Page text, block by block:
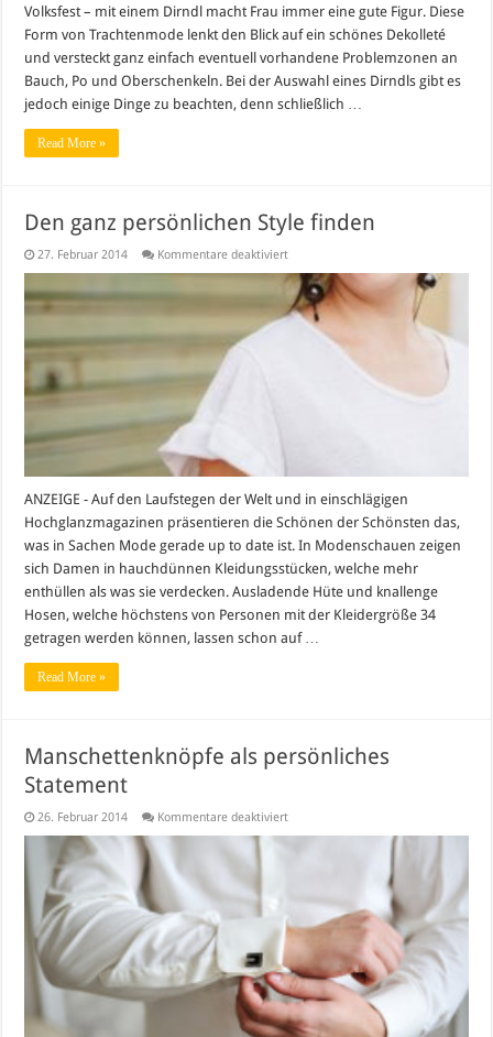
Volksfest – mit einem Dirndl macht Frau immer eine gute Figur. Diese
Form von Trachtenmode lenkt den Blick auf ein schönes Dekolleté
und versteckt ganz einfach eventuell vorhandene Problemzonen an
Bauch, Po und Oberschenkeln. Bei der Auswahl eines Dirndls gibt es
jedoch einige Dinge zu beachten, denn schließlich …
Read More »
Den ganz persönlichen Style finden
27. Februar 2014 Kommentare deaktiviertfür
ganz
persönlichen
Style
finden
ANZEIGE - Auf den Laufstegen der Welt und in einschlägigen
Hochglanzmagazinen präsentieren die Schönen der Schönsten das,
was in Sachen Mode gerade up to date ist. In Modenschauen zeigen
sich Damen in hauchdünnen Kleidungsstücken, welche mehr
enthüllen als was sie verdecken. Ausladende Hüte und knallenge
Hosen, welche höchstens von Personen mit der Kleidergröße 34
getragen werden können, lassen schon auf …
Read More »
Manschettenknöpfe als persönliches
Statement
26. Februar 2014 Kommentare deaktiviertfür